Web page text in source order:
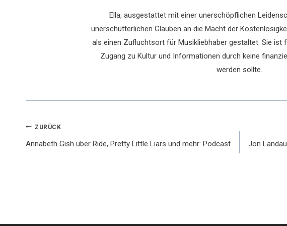
Ella, ausgestattet mit einer unerschöpflichen
unerschütterlichen Glauben an die Macht der
als einen Zufluchtsort für Musikliebhaber gestaltet. Sie ist
Zugang zu Kultur und Informationen durch keine
werden sollte.
Beitragsnavigation
ZURÜCK
Annabeth Gish über Ride, Pretty Little Liars und mehr: Podcast
Jon